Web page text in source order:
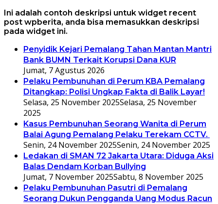
Ini adalah contoh deskripsi untuk widget recent
post wpberita, anda bisa memasukkan deskripsi
pada widget ini.
Penyidik Kejari Pemalang Tahan Mantan Mantri
Bank BUMN Terkait Korupsi Dana KUR
Jumat, 7 Agustus 2026
Pelaku Pembunuhan di Perum KBA Pemalang
Ditangkap: Polisi Ungkap Fakta di Balik Layar!
Selasa, 25 November 2025Selasa, 25 November
2025
Kasus Pembunuhan Seorang Wanita di Perum
Balai Agung Pemalang Pelaku Terekam CCTV.
Senin, 24 November 2025Senin, 24 November 2025
Ledakan di SMAN 72 Jakarta Utara: Diduga Aksi
Balas Dendam Korban Bullying
Jumat, 7 November 2025Sabtu, 8 November 2025
Pelaku Pembunuhan Pasutri di Pemalang
Seorang Dukun Pengganda Uang Modus Racun